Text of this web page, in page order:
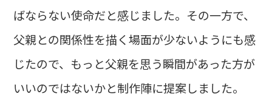
ばならない使命だと感じました。その一方で、
父親との関係性を描く場面が少ないようにも感
じたので、もっと父親を思う瞬間があった方が
いいのではないかと制作陣に提案しました。